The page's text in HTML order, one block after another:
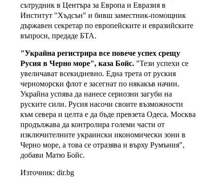
сътрудник в Центъра за Европа и Евразия в
Институт "Хъдсън" и бивш заместник-помощник
държавeн секретар по европейските и евразийските
въпроси, предаде БТА.
"Украйна регистрира все повече успех срещу
Русия в Черно море", каза Бойс. "Тези успехи се
увеличават всекидневно. Една трета от руския
черноморски флот е засегнат по някакъв начин.
Украйна успява да нанесе сериозни загуби на
руските сили. Русия насочи своите възможности
към севера и целта е да бъде превзета Одеса. Москва
продължава да контролира големи части от
изключителните украински икономически зони в
Черно море, а това се отразява и върху Румъния",
добави Матю Бойс.
Източник: dir.bg